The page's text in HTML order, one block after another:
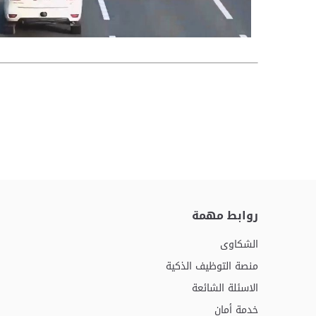
روابط مهمة
الشكاوى
منصة التوظيف الذكية
الاسئلة الشائعة
خدمة أمان